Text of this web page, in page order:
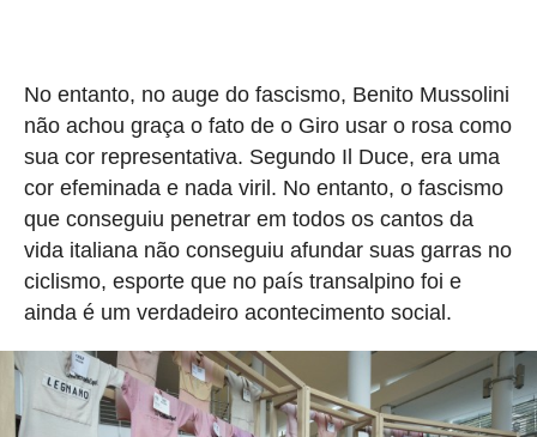
No entanto, no auge do fascismo, Benito Mussolini
não achou graça o fato de o Giro usar o rosa como
sua cor representativa. Segundo Il Duce, era uma
cor efeminada e nada viril. No entanto, o fascismo
que conseguiu penetrar em todos os cantos da
vida italiana não conseguiu afundar suas garras no
ciclismo, esporte que no país transalpino foi e
ainda é um verdadeiro acontecimento social.